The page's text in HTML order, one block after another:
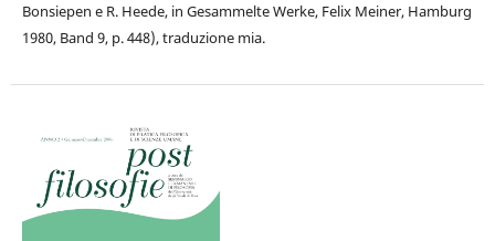
Bonsiepen e R. Heede, in Gesammelte Werke, Felix Meiner, Hamburg
1980, Band 9, p. 448), traduzione mia.